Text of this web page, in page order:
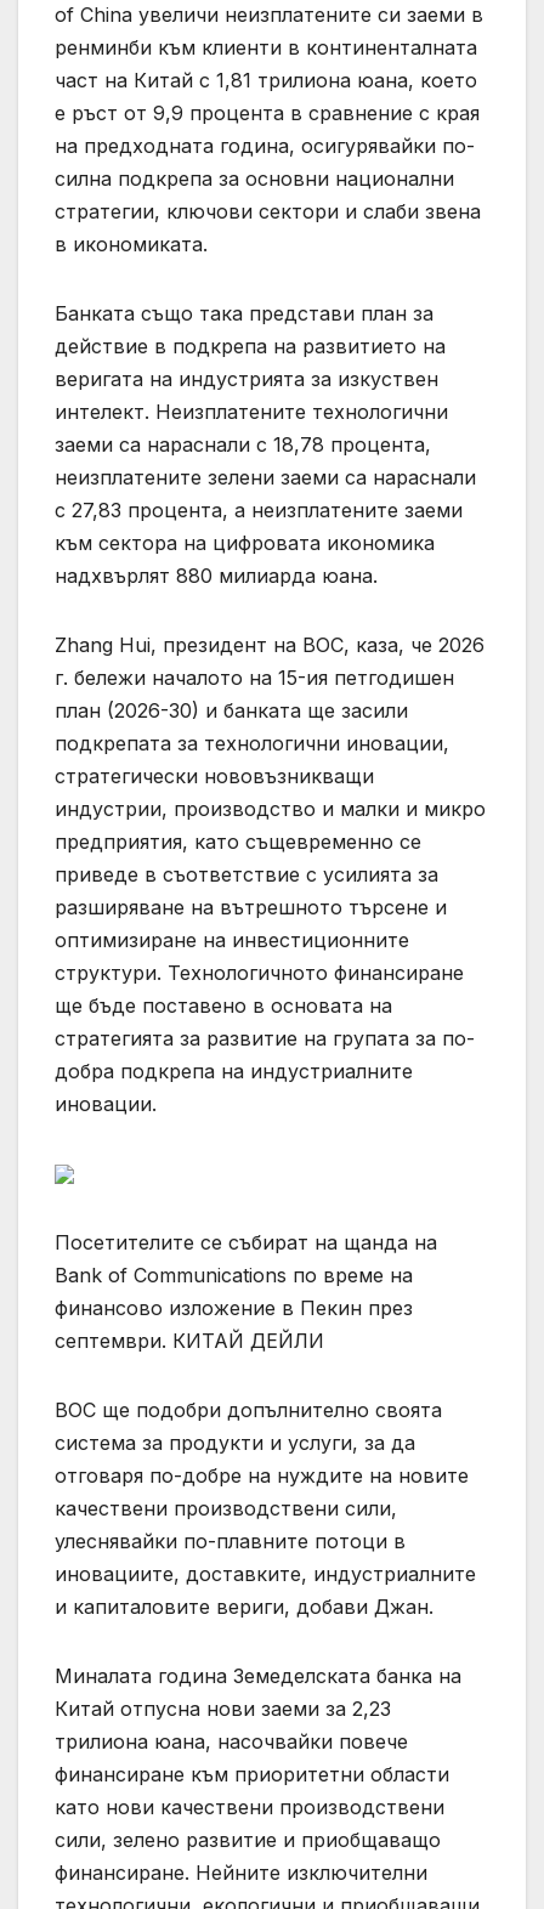
of China увеличи неизплатените си заеми в
ренминби към клиенти в континенталната
част на Китай с 1,81 трилиона юана, което
е ръст от 9,9 процента в сравнение с края
на предходната година, осигурявайки по-
силна подкрепа за основни национални
стратегии, ключови сектори и слаби звена
в икономиката.
Банката също така представи план за
действие в подкрепа на развитието на
веригата на индустрията за изкуствен
интелект. Неизплатените технологични
заеми са нараснали с 18,78 процента,
неизплатените зелени заеми са нараснали
с 27,83 процента, а неизплатените заеми
към сектора на цифровата икономика
надхвърлят 880 милиарда юана.
Zhang Hui, президент на BOC, каза, че 2026
г. бележи началото на 15-ия петгодишен
план (2026-30) и банката ще засили
подкрепата за технологични иновации,
стратегически нововъзникващи
индустрии, производство и малки и микро
предприятия, като същевременно се
приведе в съответствие с усилията за
разширяване на вътрешното търсене и
оптимизиране на инвестиционните
структури. Технологичното финансиране
ще бъде поставено в основата на
стратегията за развитие на групата за по-
добра подкрепа на индустриалните
иновации.
Посетителите се събират на щанда на
Bank of Communications по време на
финансово изложение в Пекин през
септември. КИТАЙ ДЕЙЛИ
BOC ще подобри допълнително своята
система за продукти и услуги, за да
отговаря по-добре на нуждите на новите
качествени производствени сили,
улеснявайки по-плавните потоци в
иновациите, доставките, индустриалните
и капиталовите вериги, добави Джан.
Миналата година Земеделската банка на
Китай отпусна нови заеми за 2,23
трилиона юана, насочвайки повече
финансиране към приоритетни области
като нови качествени производствени
сили, зелено развитие и приобщаващо
финансиране. Нейните изключителни